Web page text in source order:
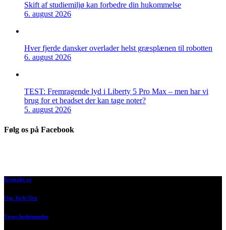
Skift af studiemiljø kan forbedre din hukommelse
6. august 2026
Hver fjerde dansker overlader helst græsplænen til robotten
6. august 2026
TEST: Fremragende lyd i Liberty 5 Pro Max – men har vi
brug for et headset der kan tage noter?
5. august 2026
Følg os på Facebook
Kontakt os
Om Tech-Test
Vores bedømmelse